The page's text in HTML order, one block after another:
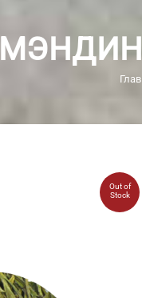
Out of
Stock